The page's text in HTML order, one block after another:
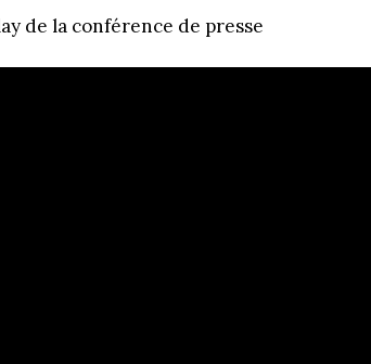
de la conférence de presse